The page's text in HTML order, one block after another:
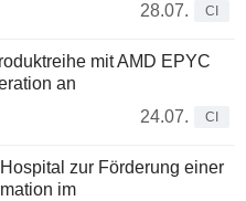
28.07.
CI
mit AMD EPYC
an
24.07.
CI
zur Förderung einer
im